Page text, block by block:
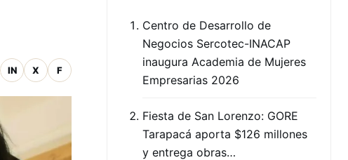
IN X F
Centro de Desarrollo de
Negocios Sercotec-INACAP
inaugura Academia de Mujeres
Empresarias 2026
Fiesta de San Lorenzo: GORE
Tarapacá aporta $126 millones
y entrega obras…